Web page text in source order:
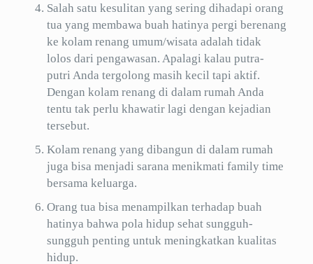
Salah satu kesulitan yang sering dihadapi orang
tua yang membawa buah hatinya pergi berenang
ke kolam renang umum/wisata adalah tidak
lolos dari pengawasan. Apalagi kalau putra-
putri Anda tergolong masih kecil tapi aktif.
Dengan kolam renang di dalam rumah Anda
tentu tak perlu khawatir lagi dengan kejadian
tersebut.
Kolam renang yang dibangun di dalam rumah
juga bisa menjadi sarana menikmati family time
bersama keluarga.
Orang tua bisa menampilkan terhadap buah
hatinya bahwa pola hidup sehat sungguh-
sungguh penting untuk meningkatkan kualitas
hidup.